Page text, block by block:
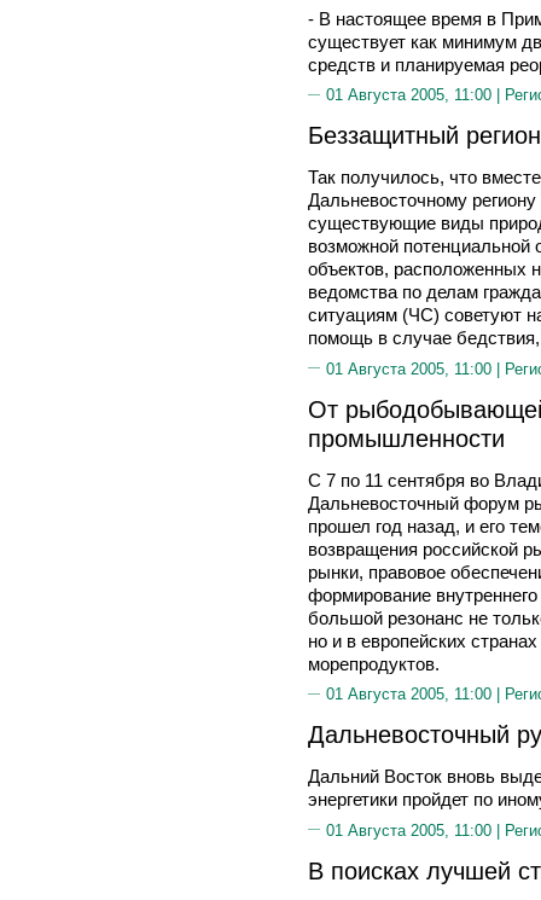
- В настоящее время в
существует как минимум
средств и планируемая
01 Августа 2005, 11:00 |
Беззащитный регион
Так получилось, что
Дальневосточному
существующие виды
возможной
объектов, расположенных
ведомства по делам
ситуациям (ЧС) советуют
помощь в случае
01 Августа 2005, 11:00 |
От
промышленности
С 7 по 11 сентября во
Дальневосточный форум
прошел год назад, и его
возвращения российской
рынки, правовое
формирование
большой резонанс не
но и в европейских
морепродуктов.
01 Августа 2005, 11:00 |
Дальневосточный
Дальний Восток вновь
энергетики пройдет по
01 Августа 2005, 11:00 |
В поисках лучшей